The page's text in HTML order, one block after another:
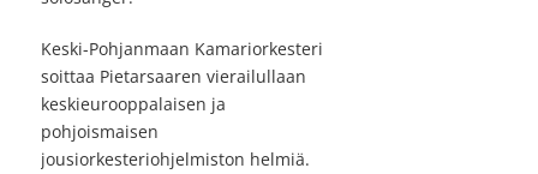
Keski-Pohjanmaan Kamariorkesteri
soittaa Pietarsaaren vierailullaan
keskieurooppalaisen ja
pohjoismaisen
jousiorkesteriohjelmiston helmiä.